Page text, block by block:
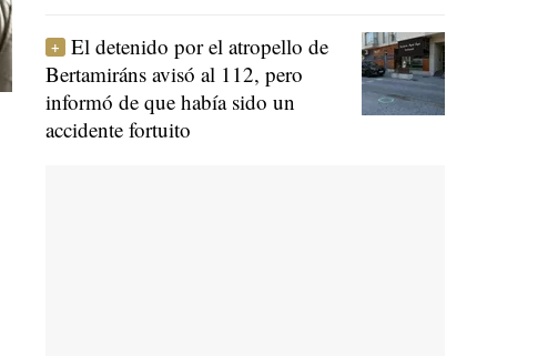
El detenido por el atropello de
Bertamiráns avisó al 112, pero
informó de que había sido un
accidente fortuito